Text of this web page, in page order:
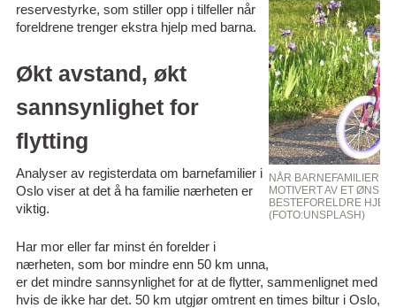
NÅR BARNEFAMILIER
MOTIVERT AV ET
BESTEFORELDRE
(FOTO:UNSPLASH)
reservestyrke, som stiller opp i tilfeller når
foreldrene trenger ekstra hjelp med barna.
Økt avstand, økt
sannsynlighet for
flytting
Analyser av registerdata om barnefamilier i
Oslo viser at det å ha familie nærheten er
viktig.
Har mor eller far minst én forelder i
nærheten, som bor mindre enn 50 km unna,
er det mindre sannsynlighet for at de flytter, sammenlignet med
hvis de ikke har det. 50 km utgjør omtrent en times biltur i Oslo,